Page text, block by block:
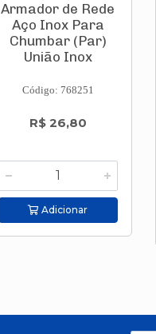
Armador de Rede
Aço Inox Para
Chumbar (Par)
União Inox
Código: 768251
R$ 26,80
Adicionar